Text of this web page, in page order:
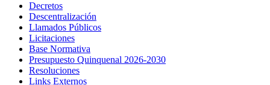
Decretos
Descentralización
Llamados Públicos
Licitaciones
Base Normativa
Presupuesto Quinquenal 2026-2030
Resoluciones
Links Externos